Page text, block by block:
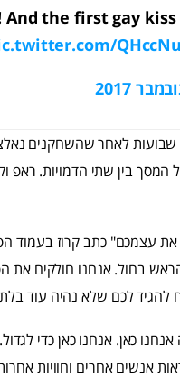
the first gay kiss
לאחר שהשחקנים
בין שתי הדמויות. ראפ
עצמכם" כתב קרוז בעמוד
בחול. אנחנו חולקים את
להגיד לכם שלא נהיה עוד
כאן. אנחנו כאן כדי
אנשים אחרים וחוויות